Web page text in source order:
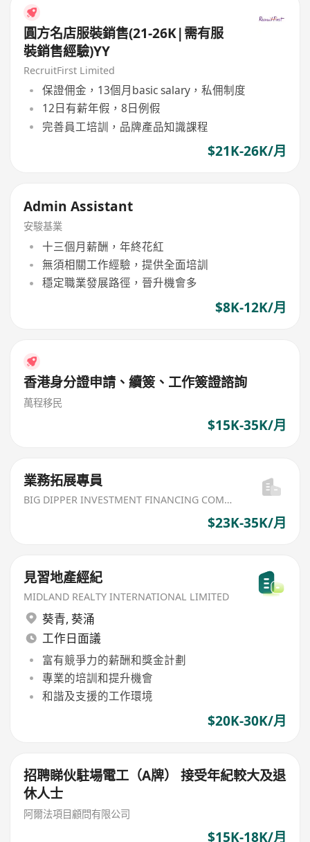
圓方名店服裝銷售(21-26K|需有服
裝銷售經驗)YY
RecruitFirst Limited
保證佣金，13個月basic salary，私佣制度
12日有薪年假，8日例假
完善員工培訓，品牌產品知識課程
$21K-26K/月
Admin Assistant
安駿基業
十三個月薪酬，年終花紅
無須相關工作經驗，提供全面培訓
穩定職業發展路徑，晉升機會多
$8K-12K/月
香港身分證申請、續簽、工作簽證諮詢
萬程移民
$15K-35K/月
業務拓展專員
BIG DIPPER INVESTMENT FINANCING COMPANY
$23K-35K/月
見習地產經紀
MIDLAND REALTY INTERNATIONAL LIMITED
葵青, 葵涌
工作日面議
富有競爭力的薪酬和獎金計劃
專業的培訓和提升機會
和諧及支援的工作環境
$20K-30K/月
招聘睇伙駐場電工（A牌） 接受年紀較大及退
休人士
阿爾法項目顧問有限公司
$15K-18K/月